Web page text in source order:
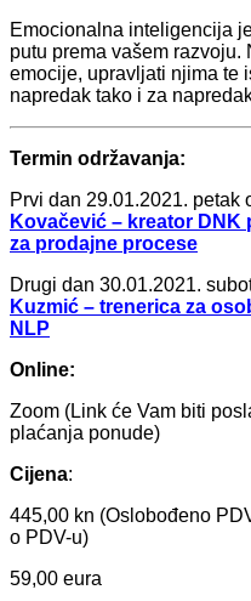
Emocionalna inteligencija
putu prema vašem razvoju.
emocije, upravljati njima te
napredak tako i za
Termin održavanja:
Prvi dan 29.01.2021. petak
Kovačević – kreator
za prodajne procese
Drugi dan 30.01.2021.
Kuzmić – trenerica za
NLP
Online:
Zoom (Link će Vam biti
plaćanja ponude)
Cijena:
445,00 kn (Oslobođeno
o PDV-u)
59,00 eura